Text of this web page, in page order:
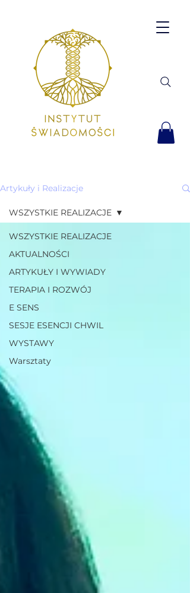
Artykuły i Realizacje
WSZYSTKIE REALIZACJE
AKTUALNOŚCI
ARTYKUŁY I WYWIADY
TERAPIA I ROZWÓJ
E SENS
SESJE ESENCJI CHWIL
WYSTAWY
Warsztaty
WSZYSTKIE REALIZACJE